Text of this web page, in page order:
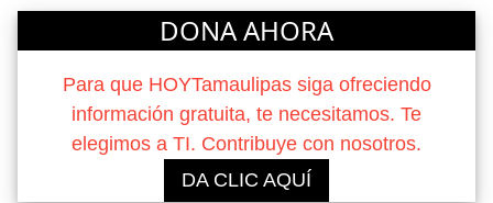
DONA AHORA
Para que HOYTamaulipas siga ofreciendo
información gratuita, te necesitamos. Te
elegimos a TI. Contribuye con nosotros.
DA CLIC AQUÍ